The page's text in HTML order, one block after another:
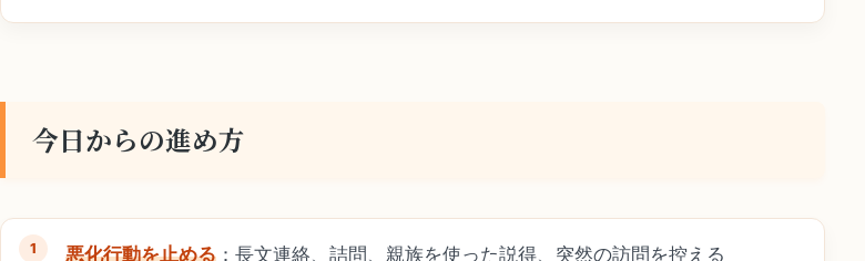
今日からの進め方
悪化行動を止める ：長文連絡、詰問、親族を使った説得、突然の訪問を控える